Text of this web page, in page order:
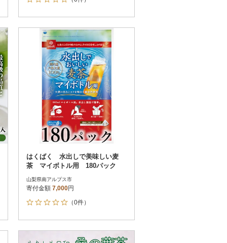
はくばく 水出しで美味しい麦
茶 マイボトル用 180パック
山梨県南アルプス市
寄付金額 7,000円
（0件）